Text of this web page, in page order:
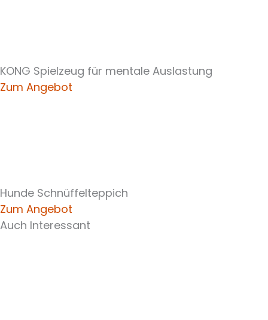
KONG Spielzeug für mentale Auslastung
Zum Angebot
Hunde Schnüffelteppich
Zum Angebot
Auch Interessant